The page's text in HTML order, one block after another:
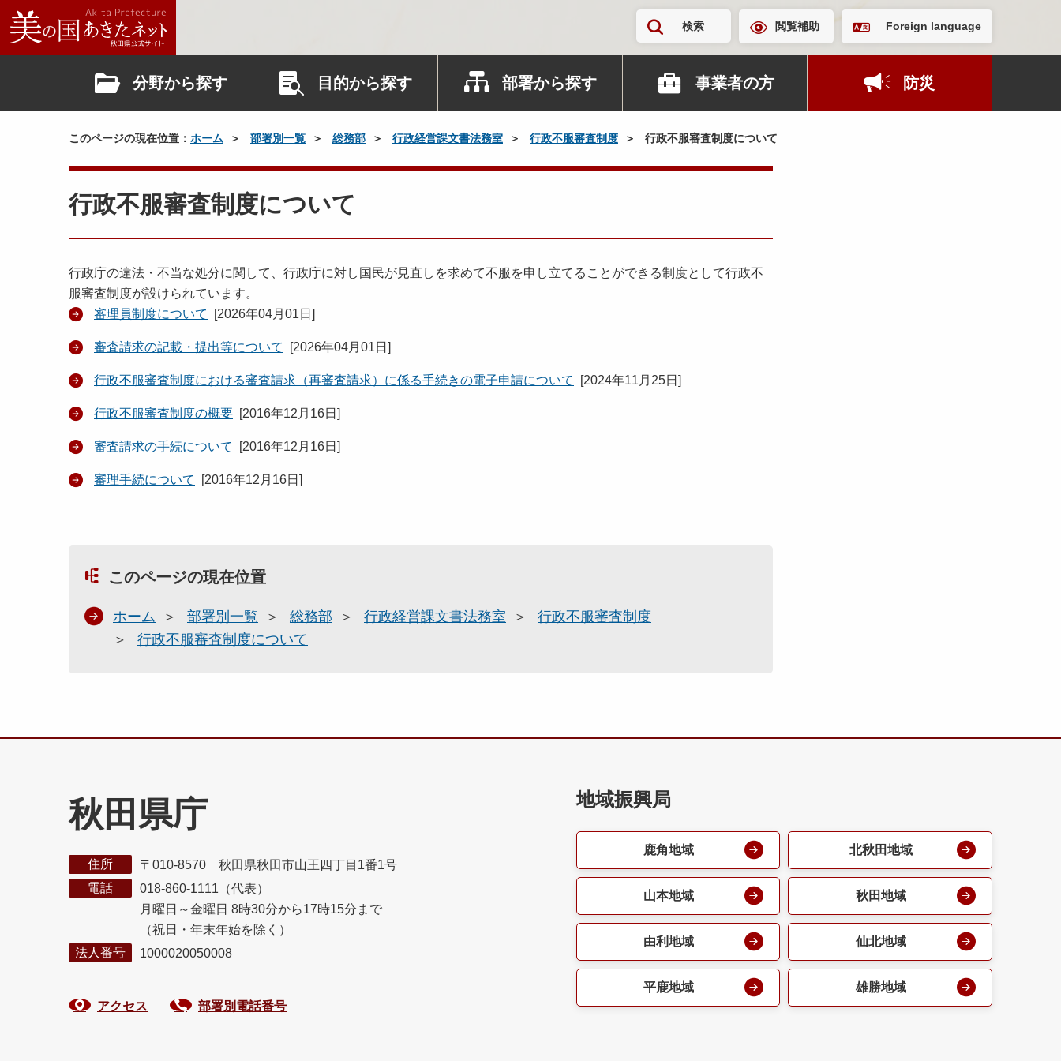
検索 閲覧補助 Foreign language
分野から探す 目的から探す 部署から探す 事業者の方 防災
このページの現在位置： ホーム 部署別一覧 総務部 行政経営課文書法務室 行政不服審査制度 行政不服審査制度について
行政不服審査制度について
行政庁の違法・不当な処分に関して、行政庁に対し国民が見直しを求めて不服を申し立てることができる制度として行政不
服審査制度が設けられています。
審理員制度について
[2026年04月01日 ]
審査請求の記載・提出等について [2026年04月01日 ]
行政不服審査制度における審査請求（再審査請求）に係る手続きの電子申請について [2024年11月25日 ]
行政不服審査制度の概要 [2016年12月16日 ]
審査請求の手続について [2016年12月16日 ]
審理手続について [2016年12月16日 ]
このページの現在位置
ホーム 部署別一覧 総務部 行政経営課文書法務室
行政不服審査制度
行政不服審査制度について
秋田県庁
住所
〒010-8570 秋田県秋田市山王四丁目1番1号
電話
018-860-1111（代表）
月曜日～金曜日 8時30分から17時15分まで
（祝日・年末年始を除く）
法人番号
1000020050008
アクセス 部署別電話番号
地域振興局
鹿角地域 北秋田地域
山本地域 秋田地域
由利地域 仙北地域
平鹿地域 雄勝地域